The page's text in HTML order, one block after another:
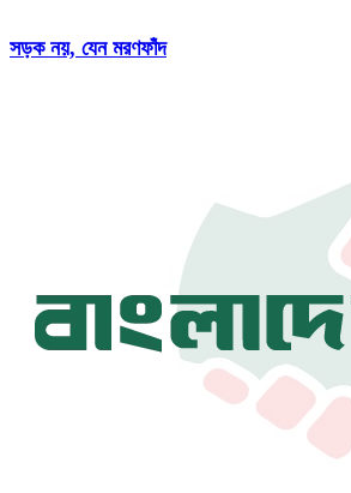
সড়ক নয়, যেন মরণফাঁদ